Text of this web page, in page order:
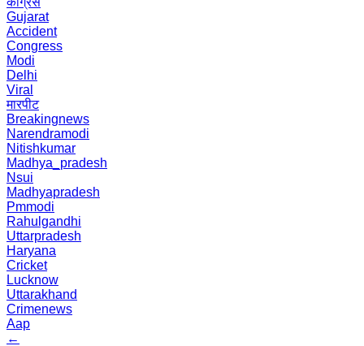
Gujarat
Accident
Congress
Modi
Delhi
Viral
मारपीट
Breakingnews
Narendramodi
Nitishkumar
Madhya_pradesh
Nsui
Madhyapradesh
Pmmodi
Rahulgandhi
Uttarpradesh
Haryana
Cricket
Lucknow
Uttarakhand
Crimenews
Aap
←